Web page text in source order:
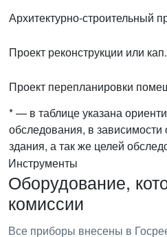
Архитектурно-строительный
Проект реконструкции или
Проект перепланировки
* — в таблице указана
обследования, в зависимости
здания, а так же целей
Инструменты
Оборудование,
комиссии
Все приборы внесены в